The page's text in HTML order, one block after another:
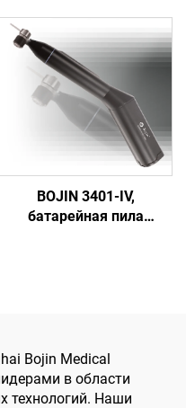
Bojin BJ6600,
универсальная
хирургическая дрель-
лобзик-драйвер для
травматологии и
артроскопии
BOJIN 3401-IV,
батарейная пила
ручной, ножной
хирургии, операций на
мелких костях
Bojin Medical
в области
технологий. Наши